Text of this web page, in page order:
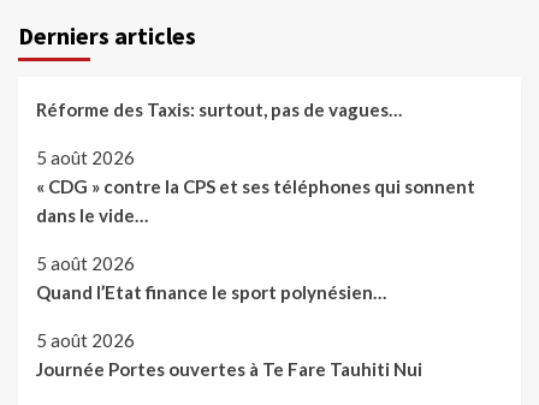
Derniers articles
Réforme des Taxis: surtout, pas de vagues…
5 août 2026
« CDG » contre la CPS et ses téléphones qui sonnent
dans le vide…
5 août 2026
Quand l’Etat finance le sport polynésien…
5 août 2026
Journée Portes ouvertes à Te Fare Tauhiti Nui